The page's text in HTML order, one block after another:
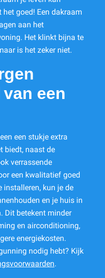
het goed! Een dakraam
aan het
Het klinkt bijna te
is het zeker niet.
een
een stukje extra
biedt, naast de
verrassende
een kwalitatief goed
installeren, kun je de
en je huis in
Dit betekent minder
en airconditioning,
energiekosten.
nodig hebt? Kijk
.